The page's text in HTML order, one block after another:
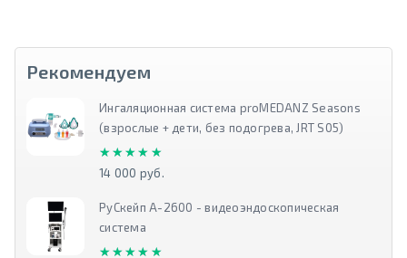
Рекомендуем
Ингаляционная система proMEDANZ Seasons
(взрослые + дети, без подогрева, JRT S05)
★★★★★
★★★★★
14 000 руб.
РуСкейп А-2600 - видеоэндоскопическая
система
★★★★★
★★★★★